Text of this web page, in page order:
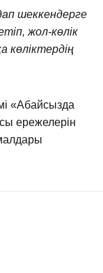
шеккендерге
жол-көлік
көліктердің
«Абайсызда
ережелерін